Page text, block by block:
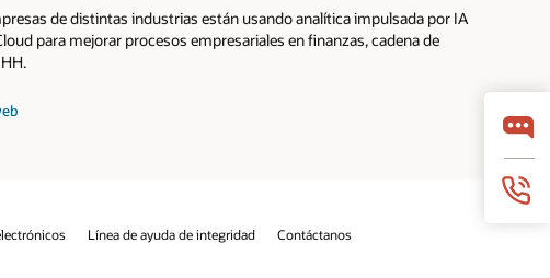
de distintas industrias están usando analítica impulsada por IA
para mejorar procesos empresariales en finanzas, cadena de
Línea de ayuda de integridad Contáctanos